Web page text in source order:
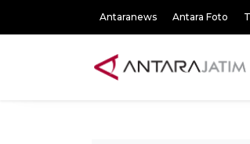
Antaranews Antara Foto